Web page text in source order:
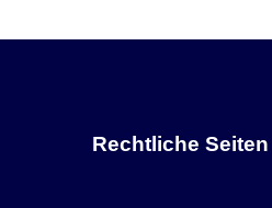
Rechtliche Seiten